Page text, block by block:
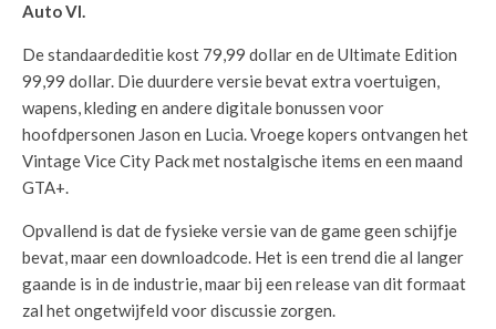
Auto VI.
De standaardeditie kost 79,99 dollar en de Ultimate Edition
99,99 dollar. Die duurdere versie bevat extra voertuigen,
wapens, kleding en andere digitale bonussen voor
hoofdpersonen Jason en Lucia. Vroege kopers ontvangen het
Vintage Vice City Pack met nostalgische items en een maand
GTA+.
Opvallend is dat de fysieke versie van de game geen schijfje
bevat, maar een downloadcode. Het is een trend die al langer
gaande is in de industrie, maar bij een release van dit formaat
zal het ongetwijfeld voor discussie zorgen.